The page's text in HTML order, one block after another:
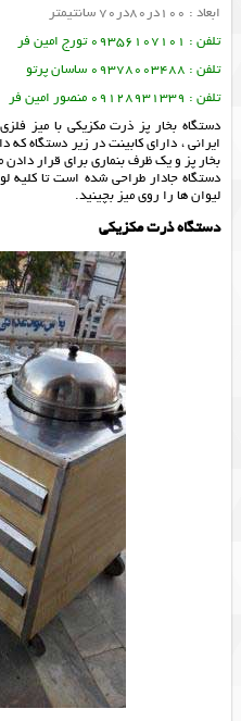
ابعاد : 100در80در70 سانتیمتر
تلفن : 09356107101 تورج امین فر
تلفن : 09378003488 ساسان پرتو
تلفن : 09128931339 منصور امین فر
دستگاه بخار پز ذرت مکزیکی با میز
ایرانی ، دارای کابینت در زیر دستگاه
بخار پز و یک ظرف بنماری برای قرار
دستگاه جادار طراحی شده است تا کلیه
لیوان ها را روی میز بچینید.
دستگاه ذرت مکزیکی